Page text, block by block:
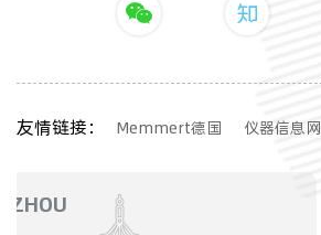
友情链接： Memmert德国 仪器信息网
北方大区